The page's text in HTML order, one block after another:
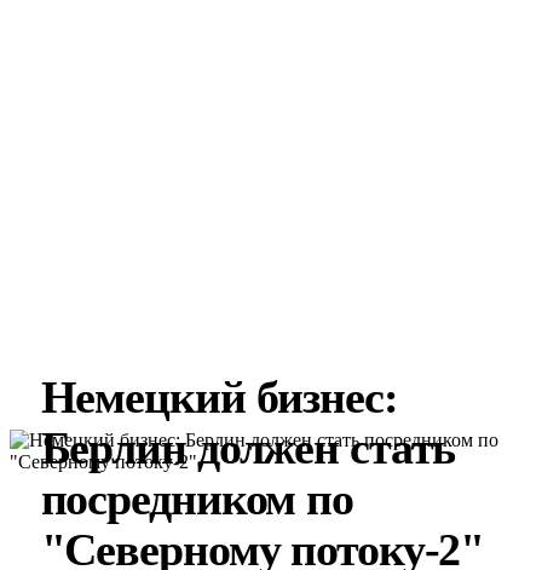
Немецкий бизнес:
Берлин должен стать
посредником по
"Северному потоку-2"